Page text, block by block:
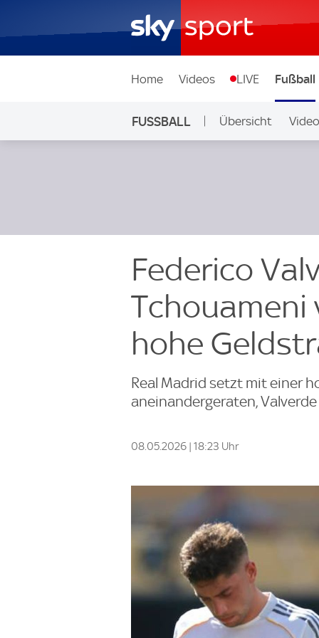
Home Videos LIVE Fußball
FUSSBALL Übersicht
Federico
Tchouameni
hohe
Real Madrid setzt mit einer
aneinandergeraten,
08.05.2026 | 18:23 Uhr